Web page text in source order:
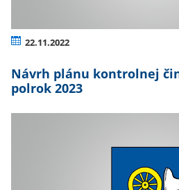
22.11.2022
Návrh plánu kontrolnej
polrok 2023